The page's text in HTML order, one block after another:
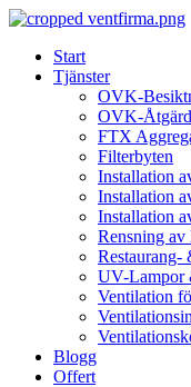
Skip
contentStart
Tjänster
OVK-
OVK-
FTX
Filterbyten
Installation
Installation
Installation
Rensning av
Restaurang-
UV-Lampor
Ventilation
Blogg
Offert